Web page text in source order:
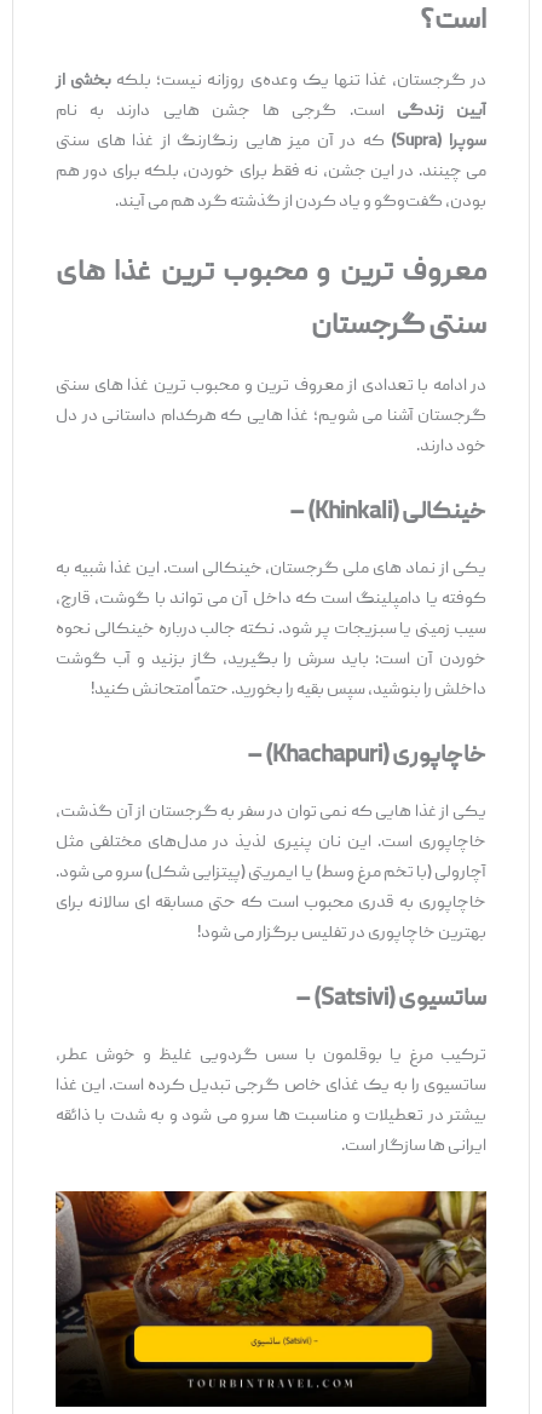
است؟
در گرجستان، غذا تنها یک وعده‌ی روزانه نیست؛ بلکهبخشی از
آیین زندگیاست. گرجی‌ ها جشن ‌هایی دارند به‌ نام
سوپرا(Supra)
که در آن میز هایی رنگارنگ از غذا های سنتی
می‌ چینند. در این جشن، نه فقط برای خوردن، بلکه برای دور هم
بودن، گفت‌وگو و یاد کردن از گذشته گرد هم می ‌آیند.
معروف ‌ترین و محبوب ‌ترین غذا های
سنتی گرجستان
در ادامه با تعدادی از معروف ‌ترین و محبوب ‌ترین غذا های سنتی
گرجستان آشنا می ‌شویم؛ غذا هایی که هرکدام داستانی در دل
خود دارند.
خینکالی(Khinkali) –
یکی از نماد های ملی گرجستان، خینکالی است. این غذا شبیه به
کوفته یا دامپلینگ است که داخل آن می ‌تواند با گوشت، قارچ،
سیب ‌زمینی یا سبزیجات پر شود. نکته جالب درباره خینکالی نحوه
خوردن آن است: باید سرش را بگیرید، گاز بزنید و آب گوشت
داخلش را بنوشید، سپس بقیه را بخورید. حتماً امتحانش کنید!
خاچاپوری(Khachapuri) –
یکی از غذا هایی که نمی ‌توان در سفر به گرجستان از آن گذشت،
خاچاپوری است. این نان پنیری لذیذ در مدل‌های مختلفی مثل
آچارولی (با تخم‌ مرغ وسط) یا ایمریتی (پیتزایی ‌شکل) سرو می ‌شود.
خاچاپوری به ‌قدری محبوب است که حتی مسابقه ‌ای سالانه برای
بهترین خاچاپوری در تفلیس برگزار می ‌شود!
ساتسیوی(Satsivi) –
ترکیب مرغ یا بوقلمون با سس گردویی غلیظ و خوش‌ عطر،
ساتسیوی را به یک غذای خاص گرجی تبدیل کرده است. این غذا
بیشتر در تعطیلات و مناسبت ‌ها سرو می ‌شود و به‌ شدت با ذائقه
ایرانی ‌ها سازگار است.